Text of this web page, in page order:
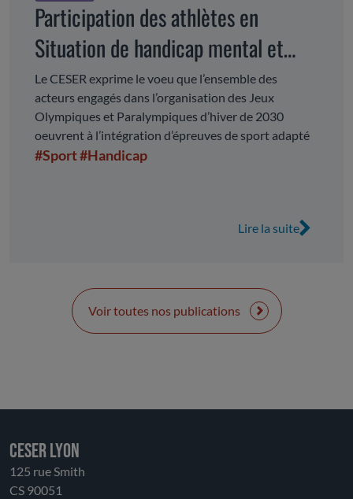
Participation des athlètes en
Situation de handicap mental et
psychique aux jeux olympiques et
paralympiques des alpes Françaises
de 2030
Le CESER exprime le voeu que l’ensemble des
acteurs engagés dans l’organisation des Jeux
Olympiques et Paralympiques d’hiver de 2030
oeuvrent à l’intégration d’épreuves de sport adapté
#Sport#Handicap
Lire la suite
Voir toutes nos publications
CESER LYON
125 rue Smith
CS 90051